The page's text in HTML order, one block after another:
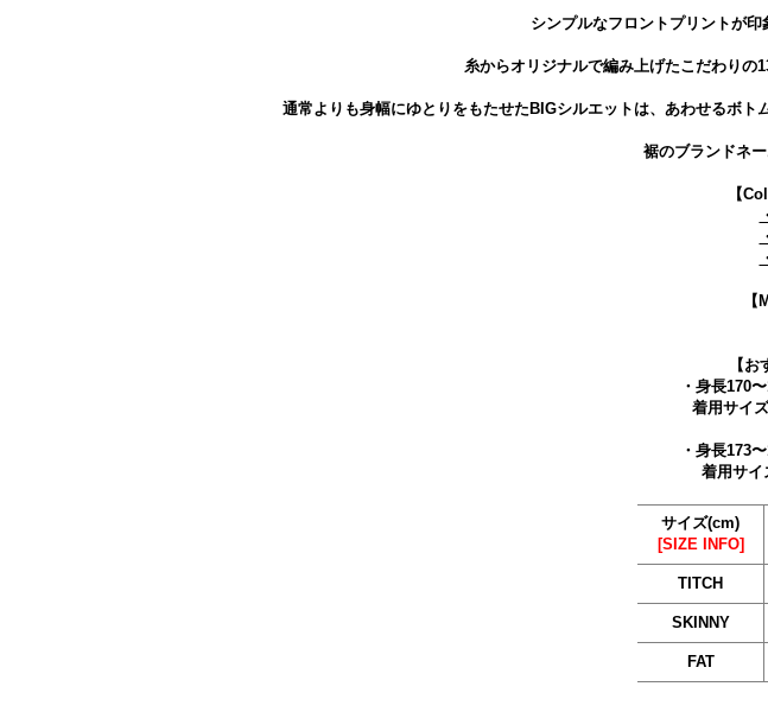
シンプルなフロントプリントが印
糸からオリジナルで編み上げたこだわりの
通常よりも身幅にゆとりをもたせたBIGシルエットは、あわせるボト
裾のブランドネ
【
【
【お
・身長170
着用サイ
・身長173
着用サイ
サイズ(cm)
[SIZE INFO]
TITCH
SKINNY
FAT